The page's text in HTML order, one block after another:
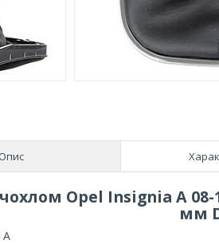
Опис
чохлом Opel Insignia A
мм
A